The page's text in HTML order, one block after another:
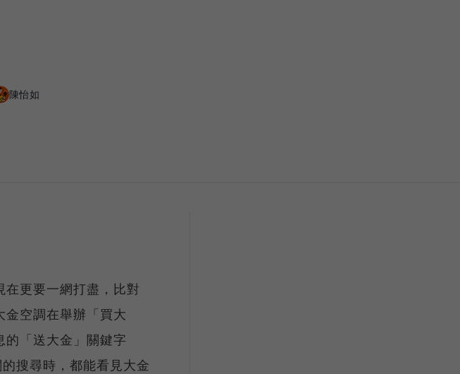
陳怡如
更要一網打盡，比對
空調在舉辦「買大
「送大金」關鍵字
搜尋時，都能看見大金